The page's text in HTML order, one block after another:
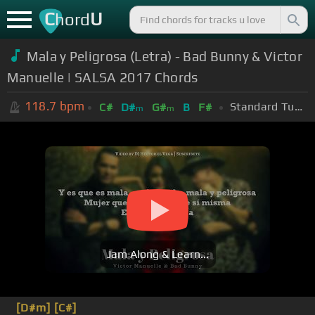
ChordU
Mala y Peligrosa (Letra) - Bad Bunny & Victor
Manuelle | SALSA 2017 Chords
118.7 bpm C# D#m G#m B F# Standard Tuning (EADGBE)
Jam Along & Learn...
[D#m] [C#]